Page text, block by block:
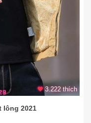
3.222 thích
lông 2021